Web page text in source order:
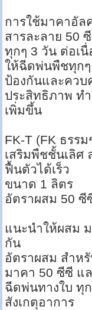
การใช้มาคาอัล
สารละลาย 50
ทุกๆ 3 วัน ต่อเนื่
ให้ฉีดพ่นพืชทุกๆ
ป้องกันและควบ
ประสิทธิภาพ ท
เพิ่มขึ้น
FK-T (FK ธรร
เสริมพืชชั้นเลิศ
ฟื้นตัวได้เร็ว
ขนาด 1 ลิตร
อัตราผสม 50 ซี
แนะนำให้ผสม
กัน
อัตราผสม สำห
มาคา 50 ซีซี แ
ฉีดพ่นทางใบ ทุ
สังเกตุอาการ